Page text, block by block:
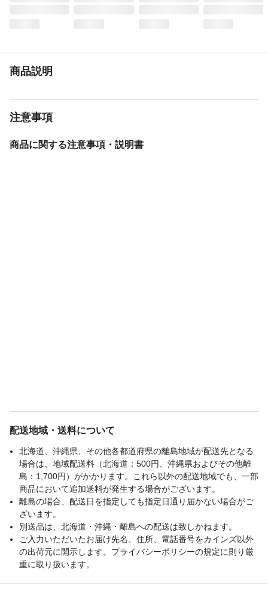
商品説明
注意事項
商品に関する注意事項・説明書
配送地域・送料について
北海道、沖縄県、その他各都道府県の離島地域が配送先となる
場合は、地域配送料（北海道：500円、沖縄県およびその他離
島：1,700円）がかかります。これら以外の配送地域でも、一部
商品において追加送料が発生する場合がございます。
離島の場合、配送日を指定しても指定日通り届かない場合がご
ざいます。
別送品は、北海道・沖縄・離島への配送は致しかねます。
ご入力いただいたお届け先名、住所、電話番号をカインズ以外
の出荷元に開示します。プライバシーポリシーの規定に則り厳
重に取り扱います。